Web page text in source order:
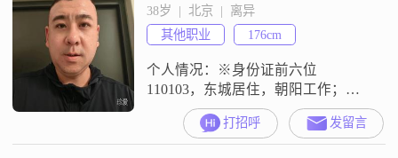
38岁  |  北京  |  离异
其他职业
176cm
个人情况：※身份证前六位
110103，东城居住，朝阳工作；
※88年，176CM，龙，白羊座，
INTP；※短婚离异未育，非过错
方；※央企下属子公司商务核算
打招呼 发留言